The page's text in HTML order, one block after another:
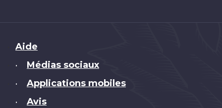
Brand
Aide
• Médias sociaux
• Applications mobiles
• Avis